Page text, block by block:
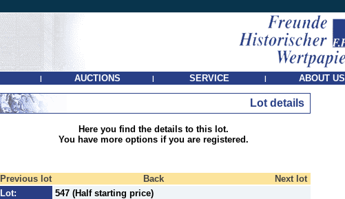
| AUCTIONS | SERVICE | ABOUT US
Lot details
Here you find the details to this lot.
You have more options if you are registered.
Previous lot Back
Next lot
Lot:
547 (Half starting price)